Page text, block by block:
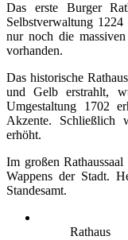
Das erste Burger
Selbstverwaltung
nur noch die
vorhanden.
Das historische
und Gelb erstrahlt,
Umgestaltung 1702
Akzente. Schließlich
erhöht.
Im großen
Wappens der Stadt.
Standesamt.
Rathaus